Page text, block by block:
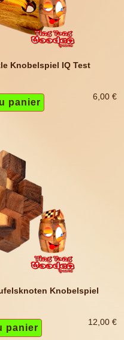
Knobelspiel IQ Test
6,00 €
Knobelspiel
12,00 €